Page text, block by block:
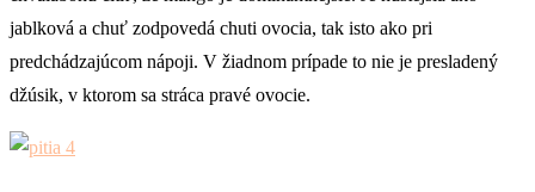
jablková a chuť zodpovedá chuti ovocia, tak isto ako pri
predchádzajúcom nápoji. V žiadnom prípade to nie je presladený
džúsik, v ktorom sa stráca pravé ovocie.